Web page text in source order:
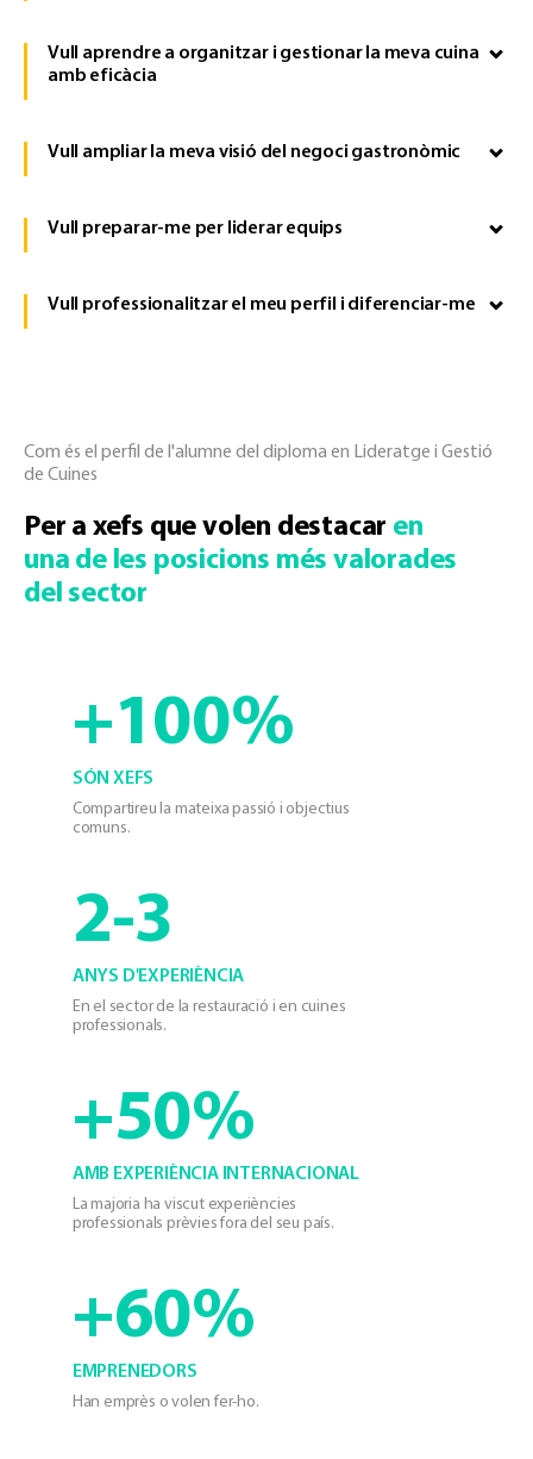
Vull aprendre a organitzar i gestionar la meva cuina
amb eficàcia
Vull ampliar la meva visió del negoci gastronòmic
Vull preparar-me per liderar equips
Vull professionalitzar el meu perfil i diferenciar-me
Com és el perfil de l'alumne del diploma en Lideratge i Gestió
de Cuines
Per a xefs que volen destacar en
una de les posicions més valorades
del sector
+100%
SÓN XEFS
Compartireu la mateixa passió i objectius
comuns.
2-3
ANYS D'EXPERIÈNCIA
En el sector de la restauració i en cuines
professionals.
+50%
AMB EXPERIÈNCIA INTERNACIONAL
La majoria ha viscut experiències
professionals prèvies fora del seu país.
+60%
EMPRENEDORS
Han emprès o volen fer-ho.